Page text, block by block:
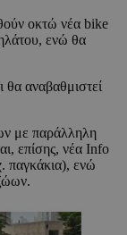
οκτώ νέα bike
ενώ θα
αναβαθμιστεί
με παράλληλη
επίσης, νέα Info
παγκάκια), ενώ